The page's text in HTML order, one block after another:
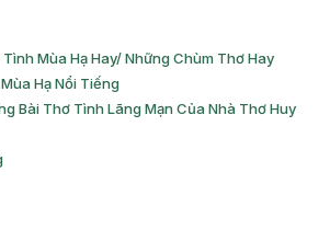
Mùa Hạ Hay/ Những Chùm Thơ Hay
Hạ Nổi Tiếng
Bài Thơ Tình Lãng Mạn Của Nhà Thơ Huy